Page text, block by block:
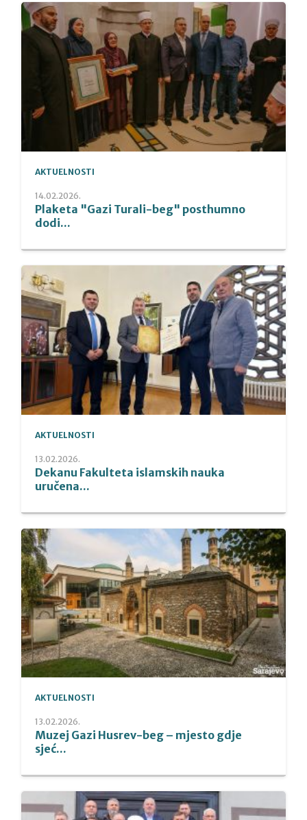
AKTUELNOSTI
14.02.2026.
Plaketa "Gazi Turali-beg" posthumno
dodi...
AKTUELNOSTI
13.02.2026.
Dekanu Fakulteta islamskih nauka
uručena...
AKTUELNOSTI
13.02.2026.
Muzej Gazi Husrev-beg – mjesto gdje
sjeć...